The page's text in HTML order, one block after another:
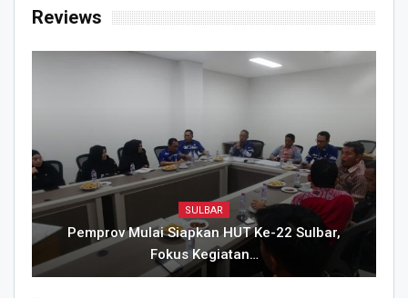
Reviews
SULBAR
Pemprov Mulai Siapkan HUT Ke-22 Sulbar,
Fokus Kegiatan…